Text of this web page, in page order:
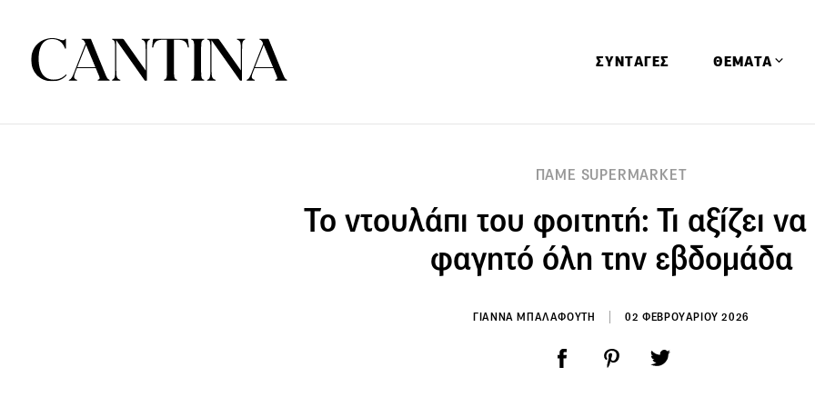
ΣΥΝΤΑΓΕΣ ΘΕΜΑΤΑ
Ειδήσεις
Έρευνες
ΠΑΜΕ SUPERMARKET
Το ντουλάπι του φοιτητή: Τι αξίζει να
φαγητό όλη την εβδομάδα
ΓΙΑΝΝΑ ΜΠΑΛΑΦΟΥΤΗ 02 ΦΕΒΡΟΥΑΡΙΟΥ 2026